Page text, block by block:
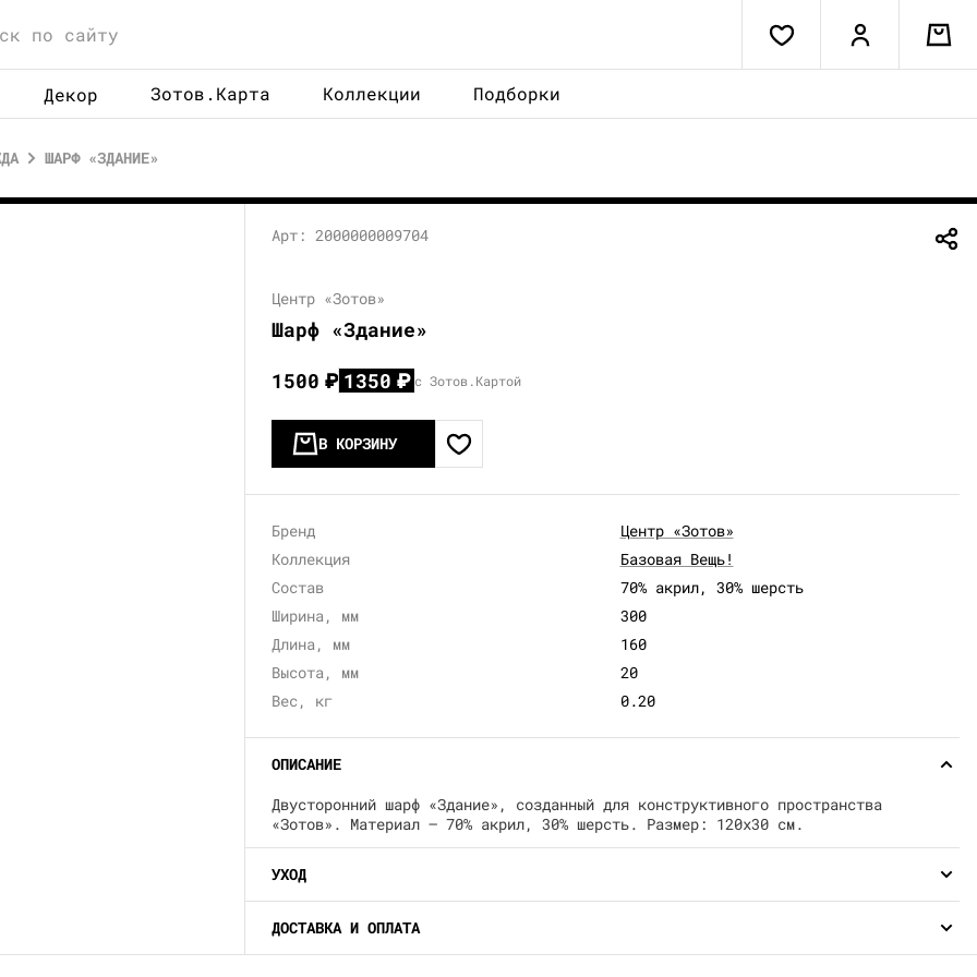
Декор Зотов.Карта Коллекции Подборки
ШАРФ «ЗДАНИЕ»
Арт: 2000000009704
Центр «Зотов»
Шарф «Здание»
1500₽ 1350₽ с Зотов.Картой
В КОРЗИНУ
Бренд
Центр «Зотов»
Коллекция
Базовая Вещь!
Состав
70% акрил, 30% шерсть
Ширина, мм
300
Длина, мм
160
Высота, мм
20
Вес, кг
0.20
ОПИСАНИЕ
Двусторонний шарф «Здание», созданный для конструктивного пространства
«Зотов». Материал – 70% акрил, 30% шерсть. Размер: 120х30 см.
УХОД
ДОСТАВКА И ОПЛАТА